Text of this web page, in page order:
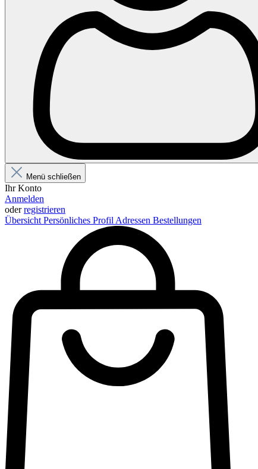
Menü schließen
Ihr Konto
Anmelden
oderregistrieren
Übersicht Persönliches Profil Adressen Bestellungen